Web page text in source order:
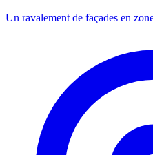
Un ravalement de façades en